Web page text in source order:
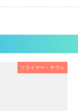
フライヤー・チラシ